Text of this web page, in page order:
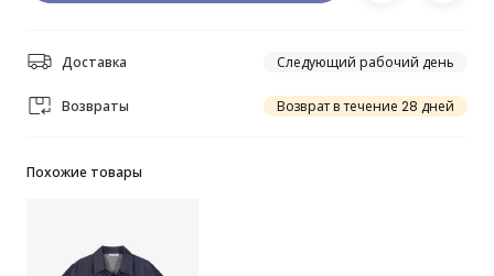
Доставка Следующий рабочий день
Возвраты Возврат в течение 28 дней
Похожие товары